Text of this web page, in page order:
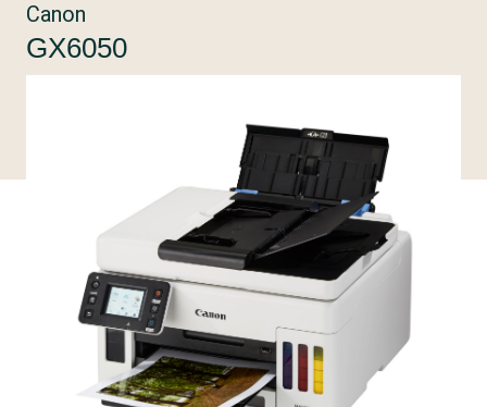
Canon
GX6050